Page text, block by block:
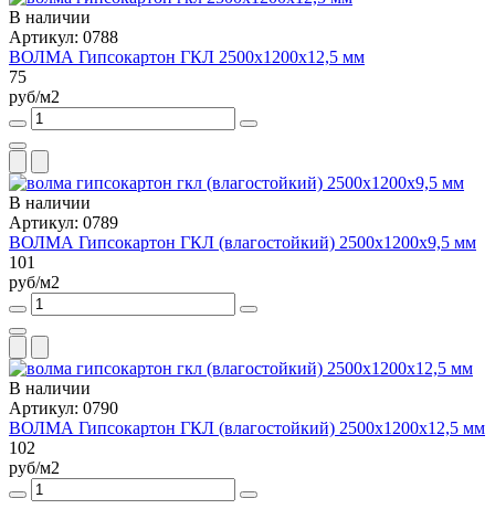
В наличии
Артикул: 0788
ВОЛМА Гипсокартон ГКЛ 2500x1200x12,5 мм
75
руб/м2
В наличии
Артикул: 0789
ВОЛМА Гипсокартон ГКЛ (влагостойкий) 2500x1200x9,5 мм
101
руб/м2
В наличии
Артикул: 0790
ВОЛМА Гипсокартон ГКЛ (влагостойкий) 2500x1200x12,5 мм
102
руб/м2